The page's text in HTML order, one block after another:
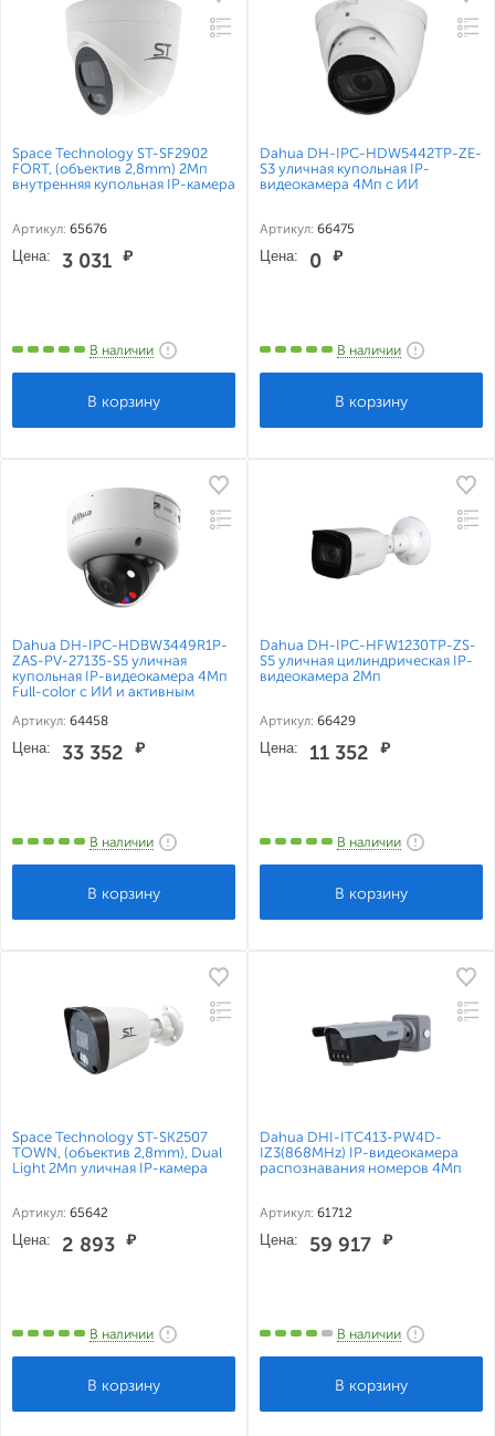
Space Technology ST-SF2902
FORT, (объектив 2,8mm) 2Мп
внутренняя купольная IP-камера
Артикул: 65676
Цена: 3 031 ₽
В наличии
Dahua DH-IPC-HDW5442TP-ZE-
S3 уличная купольная IP-
видеокамера 4Мп с ИИ
Артикул: 66475
Цена: 0 ₽
В наличии
Dahua DH-IPC-HDBW3449R1P-
ZAS-PV-27135-S5 уличная
купольная IP-видеокамера 4Мп
Full-color с ИИ и активным
Артикул: 64458
Цена: 33 352 ₽
В наличии
Dahua DH-IPC-HFW1230TP-ZS-
S5 уличная цилиндрическая IP-
видеокамера 2Мп
Артикул: 66429
Цена: 11 352 ₽
В наличии
Space Technology ST-SK2507
TOWN, (объектив 2,8mm), Dual
Light 2Мп уличная IP-камера
Артикул: 65642
Цена: 2 893 ₽
В наличии
Dahua DHI-ITC413-PW4D-
IZ3(868MHz) IP-видеокамера
распознавания номеров 4Мп
Артикул: 61712
Цена: 59 917 ₽
В наличии